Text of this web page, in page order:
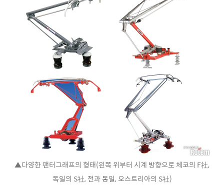
▲다양한 팬터그래프의 형태(왼쪽 위부터 시계 방향으로 체코의 F社,
독일의 S社, 전과 동일, 오스트리아의 S社)